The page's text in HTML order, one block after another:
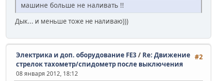
машине больше не наливать !!
Дык... и меньше тоже не наливаю)))
#2
Электрика и доп. оборудование FE3 / Re: Движение
стрелок тахометр/спидометр после выключения
08 января 2012, 18:12